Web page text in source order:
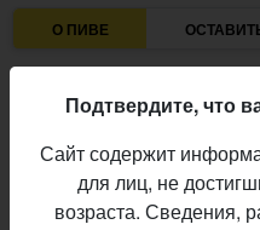
О ПИВЕ
Пивоварня:
Алкоголь:
6,5%
Горечь:
30 IBU
Начало
Подтвердите, что
Сайт содержит
для лиц, не
возраста. Сведения,